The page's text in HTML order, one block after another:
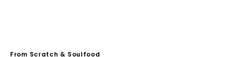
Proveedor:
From Scratch & Soulfood